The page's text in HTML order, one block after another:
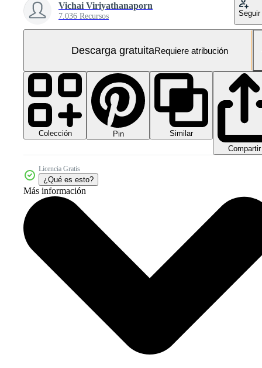
Vichai Viriyathanaporn
7.036 Recursos Seguir
Descarga gratuitaRequiere atribución
Colección Pin
Similar
Compartir
Licencia Gratis
¿Qué es esto?
Más información